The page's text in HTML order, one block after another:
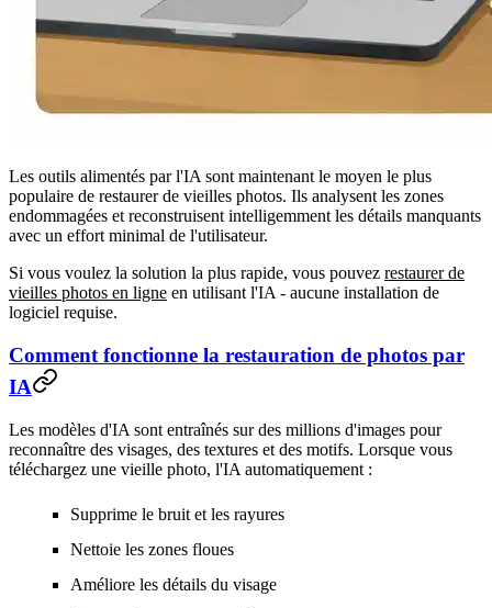
Les outils alimentés par l'IA sont maintenant le moyen le plus
populaire de restaurer de vieilles photos. Ils analysent les zones
endommagées et reconstruisent intelligemment les détails manquants
avec un effort minimal de l'utilisateur.
Si vous voulez la solution la plus rapide, vous pouvez restaurer de
vieilles photos en ligne en utilisant l'IA - aucune installation de
logiciel requise.
Comment fonctionne la restauration de photos par
IA
Les modèles d'IA sont entraînés sur des millions d'images pour
reconnaître des visages, des textures et des motifs. Lorsque vous
téléchargez une vieille photo, l'IA automatiquement :
Supprime le bruit et les rayures
Nettoie les zones floues
Améliore les détails du visage